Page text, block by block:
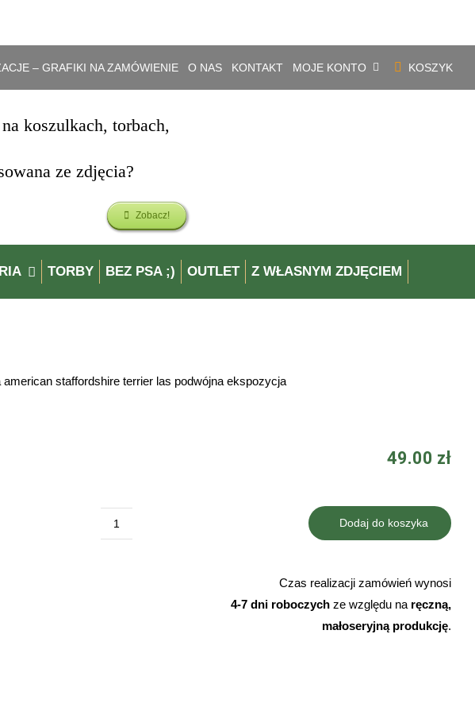
– GRAFIKI NA ZAMÓWIENIE O NAS KONTAKT MOJE KONTO KOSZYK
koszulkach, torbach,
ze zdjęcia?
Zobacz!
TORBY BEZ PSA ;) OUTLET Z WŁASNYM ZDJĘCIEM
american staffordshire terrier las podwójna ekspozycja
49.00 zł
Dodaj do koszyka
Czas realizacji zamówień wynosi
4-7 dni roboczych ze względu na ręczną,
małoseryjną produkcję.